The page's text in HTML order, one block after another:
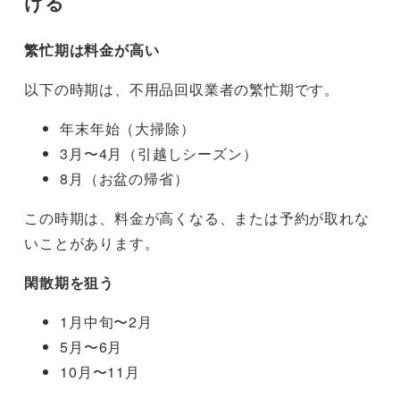
繁忙期は料金が高い
以下の時期は、不用品回収業者の繁忙期です。
年末年始（大掃除）
3月〜4月（引越しシーズン）
8月（お盆の帰省）
この時期は、料金が高くなる、または予約が取れな
いことがあります。
閑散期を狙う
1月中旬〜2月
5月〜6月
10月〜11月